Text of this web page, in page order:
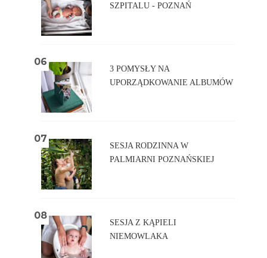
SZPITALU - POZNAŃ
3 POMYSŁY NA
UPORZĄDKOWANIE ALBUMÓW
SESJA RODZINNA W
PALMIARNI POZNAŃSKIEJ
SESJA Z KĄPIELI
NIEMOWLAKA